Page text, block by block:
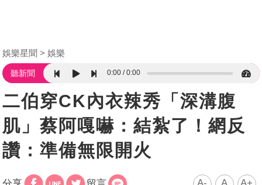
娛樂星聞 娛樂
聽新聞 0:00 0:00
二伯穿CK內衣辣秀「深溝腹
肌」蔡阿嘎嚇：結紮了！網反
讚：準備無限開火